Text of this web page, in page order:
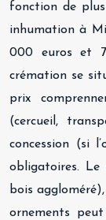
fonction de
inhumation à
000 euros et
crémation se
prix
(cercueil,
concession (si
obligatoires.
bois
ornements